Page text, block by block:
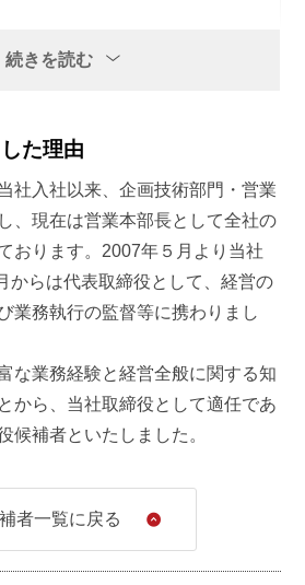
兼商品企画部長
東京本部長）
続きを読む
た理由
社入社以来、企画技術部門・営業
、現在は営業本部長として全社の
おります。2007年５月より当社
からは代表取締役として、経営の
業務執行の監督等に携わりまし
な業務経験と経営全般に関する知
から、当社取締役として適任であ
候補者といたしました。
者一覧に戻る